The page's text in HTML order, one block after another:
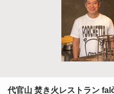
代官山 焚き火レストラン